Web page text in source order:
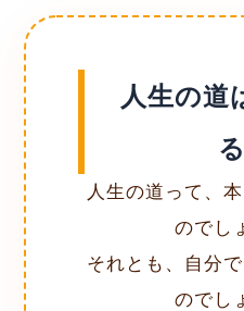
人生の道
人生の道って、
のでし
それとも、自分
のでし